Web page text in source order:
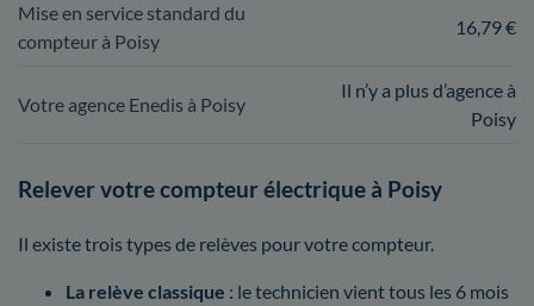
Mise en service standard du
compteur à Poisy
16,79 €
Votre agence Enedis à Poisy
Il n’y a plus d’agence à
Poisy
Relever votre compteur électrique à Poisy
Il existe trois types de relèves pour votre compteur.
La relève classique : le technicien vient tous les 6 mois